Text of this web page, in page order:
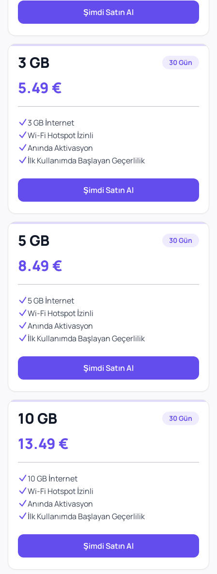
Şimdi Satın Al
3 GB 30 Gün
5.49 €
3 GB İnternet
Wi-Fi Hotspot İzinli
Anında Aktivasyon
İlk Kullanımda Başlayan Geçerlilik
Şimdi Satın Al
5 GB 30 Gün
8.49 €
5 GB İnternet
Wi-Fi Hotspot İzinli
Anında Aktivasyon
İlk Kullanımda Başlayan Geçerlilik
Şimdi Satın Al
10 GB 30 Gün
13.49 €
10 GB İnternet
Wi-Fi Hotspot İzinli
Anında Aktivasyon
İlk Kullanımda Başlayan Geçerlilik
Şimdi Satın Al